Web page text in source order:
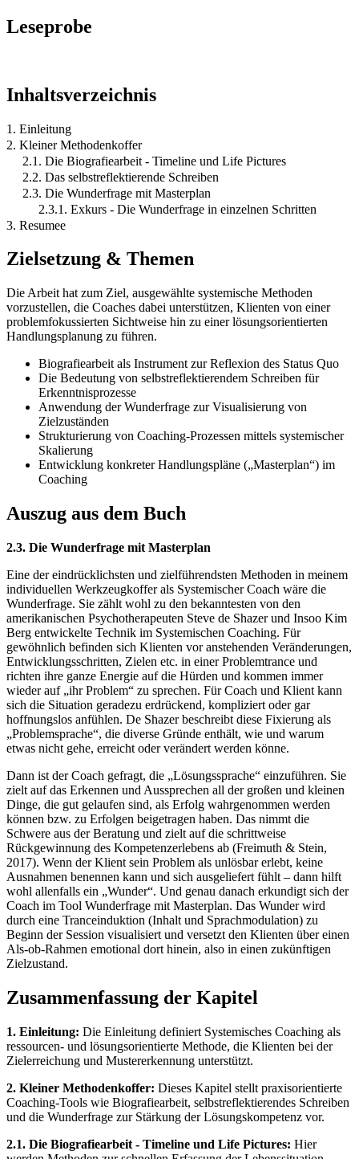
Leseprobe
Inhaltsverzeichnis
1. Einleitung
2. Kleiner Methodenkoffer
2.1. Die Biografiearbeit - Timeline und Life Pictures
2.2. Das selbstreflektierende Schreiben
2.3. Die Wunderfrage mit Masterplan
2.3.1. Exkurs - Die Wunderfrage in einzelnen Schritten
3. Resumee
Zielsetzung & Themen
Die Arbeit hat zum Ziel, ausgewählte systemische Methoden
vorzustellen, die Coaches dabei unterstützen, Klienten von einer
problemfokussierten Sichtweise hin zu einer lösungsorientierten
Handlungsplanung zu führen.
Biografiearbeit als Instrument zur Reflexion des Status Quo
Die Bedeutung von selbstreflektierendem Schreiben für
Erkenntnisprozesse
Anwendung der Wunderfrage zur Visualisierung von
Zielzuständen
Strukturierung von Coaching-Prozessen mittels systemischer
Skalierung
Entwicklung konkreter Handlungspläne („Masterplan“) im
Coaching
Auszug aus dem Buch
2.3. Die Wunderfrage mit Masterplan
Eine der eindrücklichsten und zielführendsten Methoden in meinem
individuellen Werkzeugkoffer als Systemischer Coach wäre die
Wunderfrage. Sie zählt wohl zu den bekanntesten von den
amerikanischen Psychotherapeuten Steve de Shazer und Insoo Kim
Berg entwickelte Technik im Systemischen Coaching. Für
gewöhnlich befinden sich Klienten vor anstehenden Veränderungen,
Entwicklungsschritten, Zielen etc. in einer Problemtrance und
richten ihre ganze Energie auf die Hürden und kommen immer
wieder auf „ihr Problem“ zu sprechen. Für Coach und Klient kann
sich die Situation geradezu erdrückend, kompliziert oder gar
hoffnungslos anfühlen. De Shazer beschreibt diese Fixierung als
„Problemsprache“, die diverse Gründe enthält, wie und warum
etwas nicht gehe, erreicht oder verändert werden könne.
Dann ist der Coach gefragt, die „Lösungssprache“ einzuführen. Sie
zielt auf das Erkennen und Aussprechen all der großen und kleinen
Dinge, die gut gelaufen sind, als Erfolg wahrgenommen werden
können bzw. zu Erfolgen beigetragen haben. Das nimmt die
Schwere aus der Beratung und zielt auf die schrittweise
Rückgewinnung des Kompetenzerlebens ab (Freimuth & Stein,
2017). Wenn der Klient sein Problem als unlösbar erlebt, keine
Ausnahmen benennen kann und sich ausgeliefert fühlt – dann hilft
wohl allenfalls ein „Wunder“. Und genau danach erkundigt sich der
Coach im Tool Wunderfrage mit Masterplan. Das Wunder wird
durch eine Tranceinduktion (Inhalt und Sprachmodulation) zu
Beginn der Session visualisiert und versetzt den Klienten über einen
Als-ob-Rahmen emotional dort hinein, also in einen zukünftigen
Zielzustand.
Zusammenfassung der Kapitel
1. Einleitung: Die Einleitung definiert Systemisches Coaching als
ressourcen- und lösungsorientierte Methode, die Klienten bei der
Zielerreichung und Mustererkennung unterstützt.
2. Kleiner Methodenkoffer: Dieses Kapitel stellt praxisorientierte
Coaching-Tools wie Biografiearbeit, selbstreflektierendes Schreiben
und die Wunderfrage zur Stärkung der Lösungskompetenz vor.
2.1. Die Biografiearbeit - Timeline und Life Pictures: Hier